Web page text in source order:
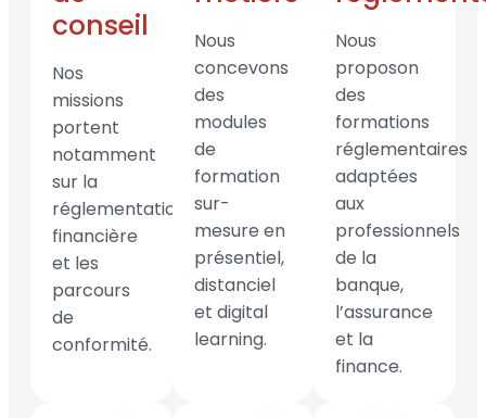
conseil
Nos
missions
portent
notamment
sur la
réglementation
financière
et les
parcours
de
conformité.
Nous
concevons
des
modules
de
formation
sur-
mesure en
présentiel,
distanciel
et digital
learning.
Nous
proposon
des
formations
réglementaires
adaptées
aux
professionnels
de la
banque,
l’assurance
et la
finance.